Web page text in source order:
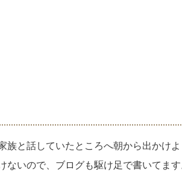
族と話していたところへ朝から出かけ
ないので、ブログも駆け足で書いてます